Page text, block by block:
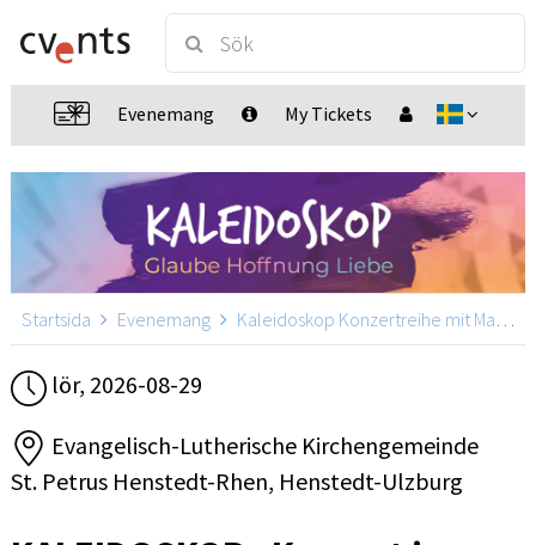
Evenemang My Tickets
Startsida Evenemang Kaleidoskop Konzertreihe mit Martin Pepper
lör, 2026-08-29
Evangelisch-Lutherische Kirchengemeinde
St. Petrus Henstedt-Rhen, Henstedt-Ulzburg